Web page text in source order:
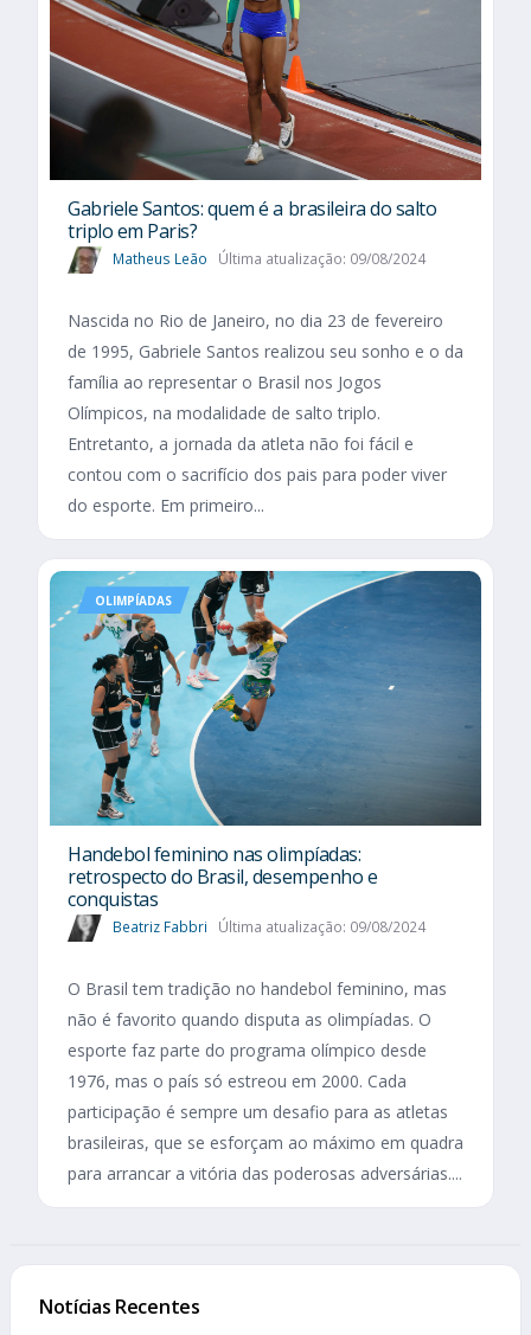
Gabriele Santos: quem é a brasileira do salto
triplo em Paris?
Matheus Leão Última atualização: 09/08/2024
Nascida no Rio de Janeiro, no dia 23 de fevereiro
de 1995, Gabriele Santos realizou seu sonho e o da
família ao representar o Brasil nos Jogos
Olímpicos, na modalidade de salto triplo.
Entretanto, a jornada da atleta não foi fácil e
contou com o sacrifício dos pais para poder viver
do esporte. Em primeiro...
OLIMPÍADAS
Handebol feminino nas olimpíadas:
retrospecto do Brasil, desempenho e
conquistas
Beatriz Fabbri Última atualização: 09/08/2024
O Brasil tem tradição no handebol feminino, mas
não é favorito quando disputa as olimpíadas. O
esporte faz parte do programa olímpico desde
1976, mas o país só estreou em 2000. Cada
participação é sempre um desafio para as atletas
brasileiras, que se esforçam ao máximo em quadra
para arrancar a vitória das poderosas adversárias....
Notícias Recentes